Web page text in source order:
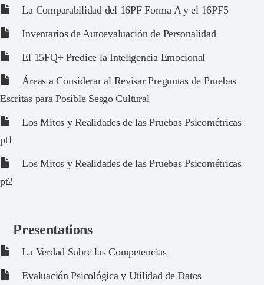
La Comparabilidad del 16PF Forma A y el 16PF5
Inventarios de Autoevaluación de Personalidad
El 15FQ+ Predice la Inteligencia Emocional
Áreas a Considerar al Revisar Preguntas de Pruebas
Escritas para Posible Sesgo Cultural
Los Mitos y Realidades de las Pruebas Psicométricas
pt1
Los Mitos y Realidades de las Pruebas Psicométricas
pt2
Presentations
La Verdad Sobre las Competencias
Evaluación Psicológica y Utilidad de Datos